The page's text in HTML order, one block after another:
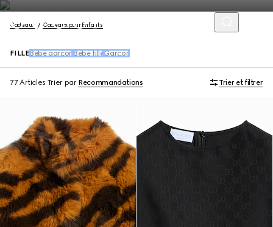
Cadeaux Cadeaux pour Enfants
FILLE Bébé garçon Bébé filleGarçon
77 Articles Trier par Recommandations Trier et filtrer